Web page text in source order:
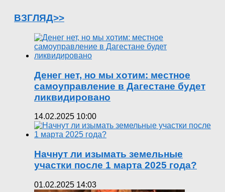
ВЗГЛЯД>>
Денег нет, но мы хотим: местное
самоуправление в Дагестане будет
ликвидировано
14.02.2025 10:00
Начнут ли изымать земельные
участки после 1 марта 2025 года?
01.02.2025 14:03